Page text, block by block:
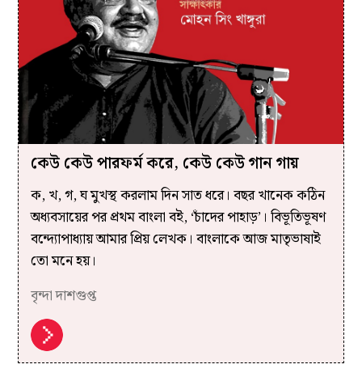
কেউ কেউ পারফর্ম করে, কেউ কেউ গান গায়
ক, খ, গ, ঘ মুখস্থ করলাম দিন সাত ধরে। বছর খানেক কঠিন
অধ্যবসায়ের পর প্রথম বাংলা বই, ‘চাঁদের পাহাড়’। বিভূতিভূষণ
বন্দ্যোপাধ্যায় আমার প্রিয় লেখক। বাংলাকে আজ মাতৃভাষাই
তো মনে হয়।
বৃন্দা দাশগুপ্ত